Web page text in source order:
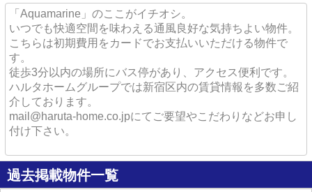
「Aquamarine」のここがイチオシ。
いつでも快適空間を味わえる通風良好な気持ちよい物件。
こちらは初期費用をカードでお支払いいただける物件で
す。
徒歩3分以内の場所にバス停があり、アクセス便利です。
ハルタホームグループでは新宿区内の賃貸情報を多数ご紹
介しております。
mail@haruta-home.co.jpにてご要望やこだわりなどお申し
付け下さい。
過去掲載物件一覧